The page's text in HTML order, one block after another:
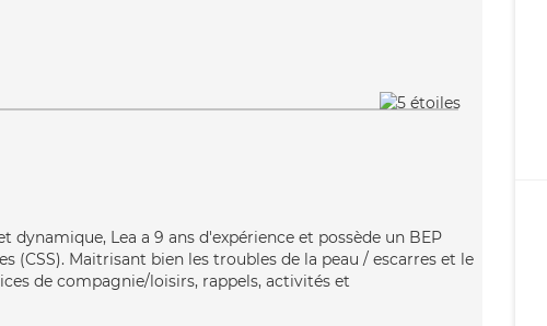
dynamique, Lea a 9 ans d'expérience et possède un BEP
(CSS). Maitrisant bien les troubles de la peau / escarres et le
de compagnie/loisirs, rappels, activités et